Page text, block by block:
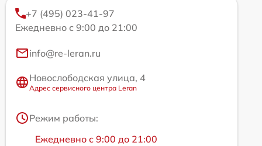
+7 (495) 023-41-97
Ежедневно с 9:00 до 21:00
info@re-leran.ru
Новослободская улица, 4
Адрес сервисного центра Leran
Режим работы:
Ежедневно с 9:00 до 21:00